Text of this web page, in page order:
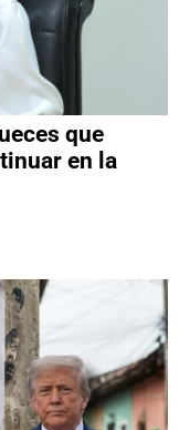
que
en la